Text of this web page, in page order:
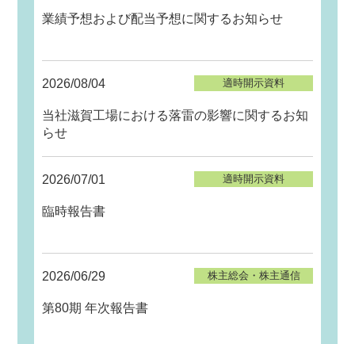
業績予想および配当予想に関するお知らせ
2026/08/04 適時開示資料
当社滋賀工場における落雷の影響に関するお知
らせ
2026/07/01 適時開示資料
臨時報告書
2026/06/29 株主総会・株主通信
第80期 年次報告書